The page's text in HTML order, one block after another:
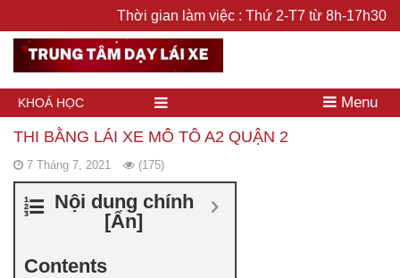
Thời gian làm việc : Thứ 2-T7 từ 8h-17h30
KHOÁ HỌC Menu
THI BẰNG LÁI XE MÔ TÔ A2 QUẬN 2
7 Tháng 7, 2021 (175)
Nội dung chính
[Ẩn]
Contents